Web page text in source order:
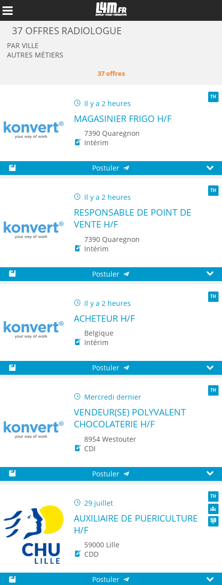
Annuler
37 OFFRES RADIOLOGUE
PAR VILLE
AUTRES MÉTIERS
37 offres
Il y a 2 heures
MAGASINIER FRIGO H/F
7390 Quaregnon
Intérim
Postuler
Il y a 2 heures
RESPONSABLE DE POINT DE
VENTE H/F
7390 Quaregnon
Intérim
Postuler
Il y a 2 heures
ACHETEUR H/F
Belgique
Intérim
Postuler
Mercredi dernier
VENDEUR(SE) POLYVALENT
CHOCOLATERIE H/F
8954 Westouter
CDI
Postuler
29 juillet
TH
AUXILIAIRE DE PUERICULTURE
H/F
59000 Lille
CDD
Postuler